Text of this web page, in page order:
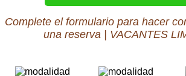
Complete el formulario para hacer
una reserva | VACANTES